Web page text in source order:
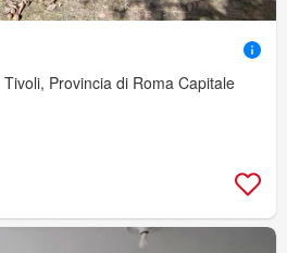
Provincia di Roma Capitale